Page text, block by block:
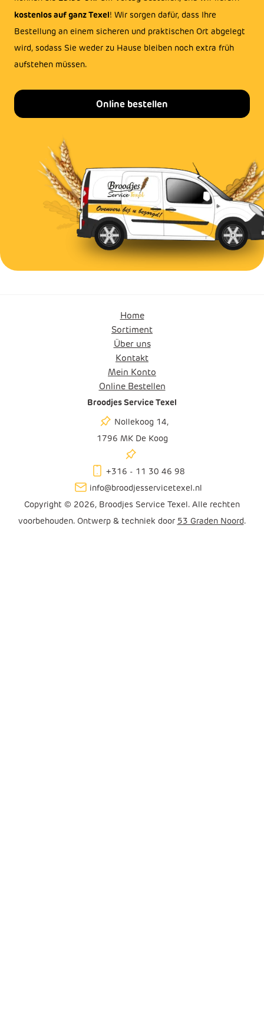
kostenlos auf ganz Texel! Wir sorgen dafür, dass Ihre
Bestellung an einem sicheren und praktischen Ort abgelegt
wird, sodass Sie weder zu Hause bleiben noch extra früh
aufstehen müssen.
Online bestellen
Home
Sortiment
Über uns
Kontakt
Mein Konto
Online Bestellen
Broodjes Service Texel
Nollekoog 14,
1796 MK De Koog
+316 - 11 30 46 98
info@broodjesservicetexel.nl
Copyright © 2026, Broodjes Service Texel. Alle rechten
voorbehouden. Ontwerp & techniek door 53 Graden Noord.